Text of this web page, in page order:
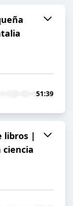
51:39
libros |
ciencia